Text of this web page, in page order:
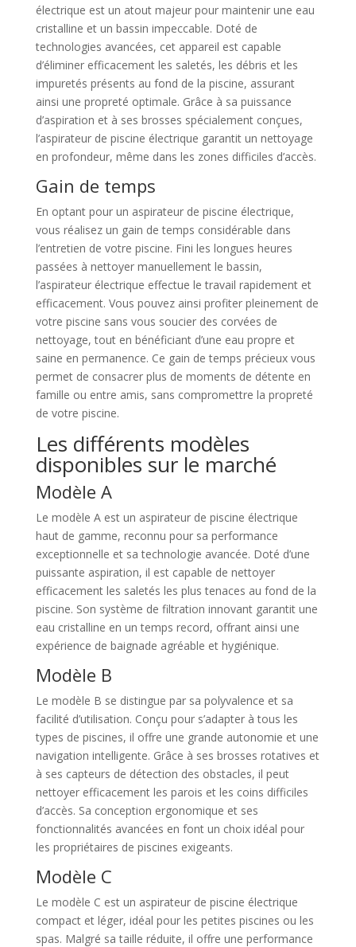
électrique est un atout majeur pour maintenir une eau
cristalline et un bassin impeccable. Doté de
technologies avancées, cet appareil est capable
d’éliminer efficacement les saletés, les débris et les
impuretés présents au fond de la piscine, assurant
ainsi une propreté optimale. Grâce à sa puissance
d’aspiration et à ses brosses spécialement conçues,
l’aspirateur de piscine électrique garantit un nettoyage
en profondeur, même dans les zones difficiles d’accès.
Gain de temps
En optant pour un aspirateur de piscine électrique,
vous réalisez un gain de temps considérable dans
l’entretien de votre piscine. Fini les longues heures
passées à nettoyer manuellement le bassin,
l’aspirateur électrique effectue le travail rapidement et
efficacement. Vous pouvez ainsi profiter pleinement de
votre piscine sans vous soucier des corvées de
nettoyage, tout en bénéficiant d’une eau propre et
saine en permanence. Ce gain de temps précieux vous
permet de consacrer plus de moments de détente en
famille ou entre amis, sans compromettre la propreté
de votre piscine.
Les différents modèles
disponibles sur le marché
Modèle A
Le modèle A est un aspirateur de piscine électrique
haut de gamme, reconnu pour sa performance
exceptionnelle et sa technologie avancée. Doté d’une
puissante aspiration, il est capable de nettoyer
efficacement les saletés les plus tenaces au fond de la
piscine. Son système de filtration innovant garantit une
eau cristalline en un temps record, offrant ainsi une
expérience de baignade agréable et hygiénique.
Modèle B
Le modèle B se distingue par sa polyvalence et sa
facilité d’utilisation. Conçu pour s’adapter à tous les
types de piscines, il offre une grande autonomie et une
navigation intelligente. Grâce à ses brosses rotatives et
à ses capteurs de détection des obstacles, il peut
nettoyer efficacement les parois et les coins difficiles
d’accès. Sa conception ergonomique et ses
fonctionnalités avancées en font un choix idéal pour
les propriétaires de piscines exigeants.
Modèle C
Le modèle C est un aspirateur de piscine électrique
compact et léger, idéal pour les petites piscines ou les
spas. Malgré sa taille réduite, il offre une performance